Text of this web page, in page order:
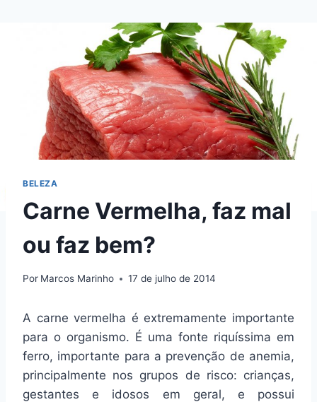
Conteúdo
BELEZA
Carne Vermelha, faz mal
ou faz bem?
Por Marcos Marinho 17 de julho de 2014
A carne vermelha é extremamente importante
para o organismo. É uma fonte riquíssima em
ferro, importante para a prevenção de anemia,
principalmente nos grupos de risco: crianças,
gestantes e idosos em geral, e possui